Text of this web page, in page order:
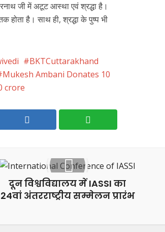
जी में अटूट आस्था एवं श्रद्धा है।
होता है। साथ ही, श्रद्धा के पुष्प भी
BKTCuttarakhand
Mukesh Ambani Donates 10
crore
दून विश्वविद्यालय में IASSI का
24वां अंतरराष्ट्रीय सम्मेलन प्रारंभ